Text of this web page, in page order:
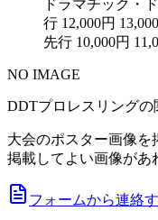
ドラマチック・
行 12,000円
先行 10,000円
NO IMAGE
DDTプロレスリングの
大会のポスター画像を
掲載してよい画像があ
フォームから連絡